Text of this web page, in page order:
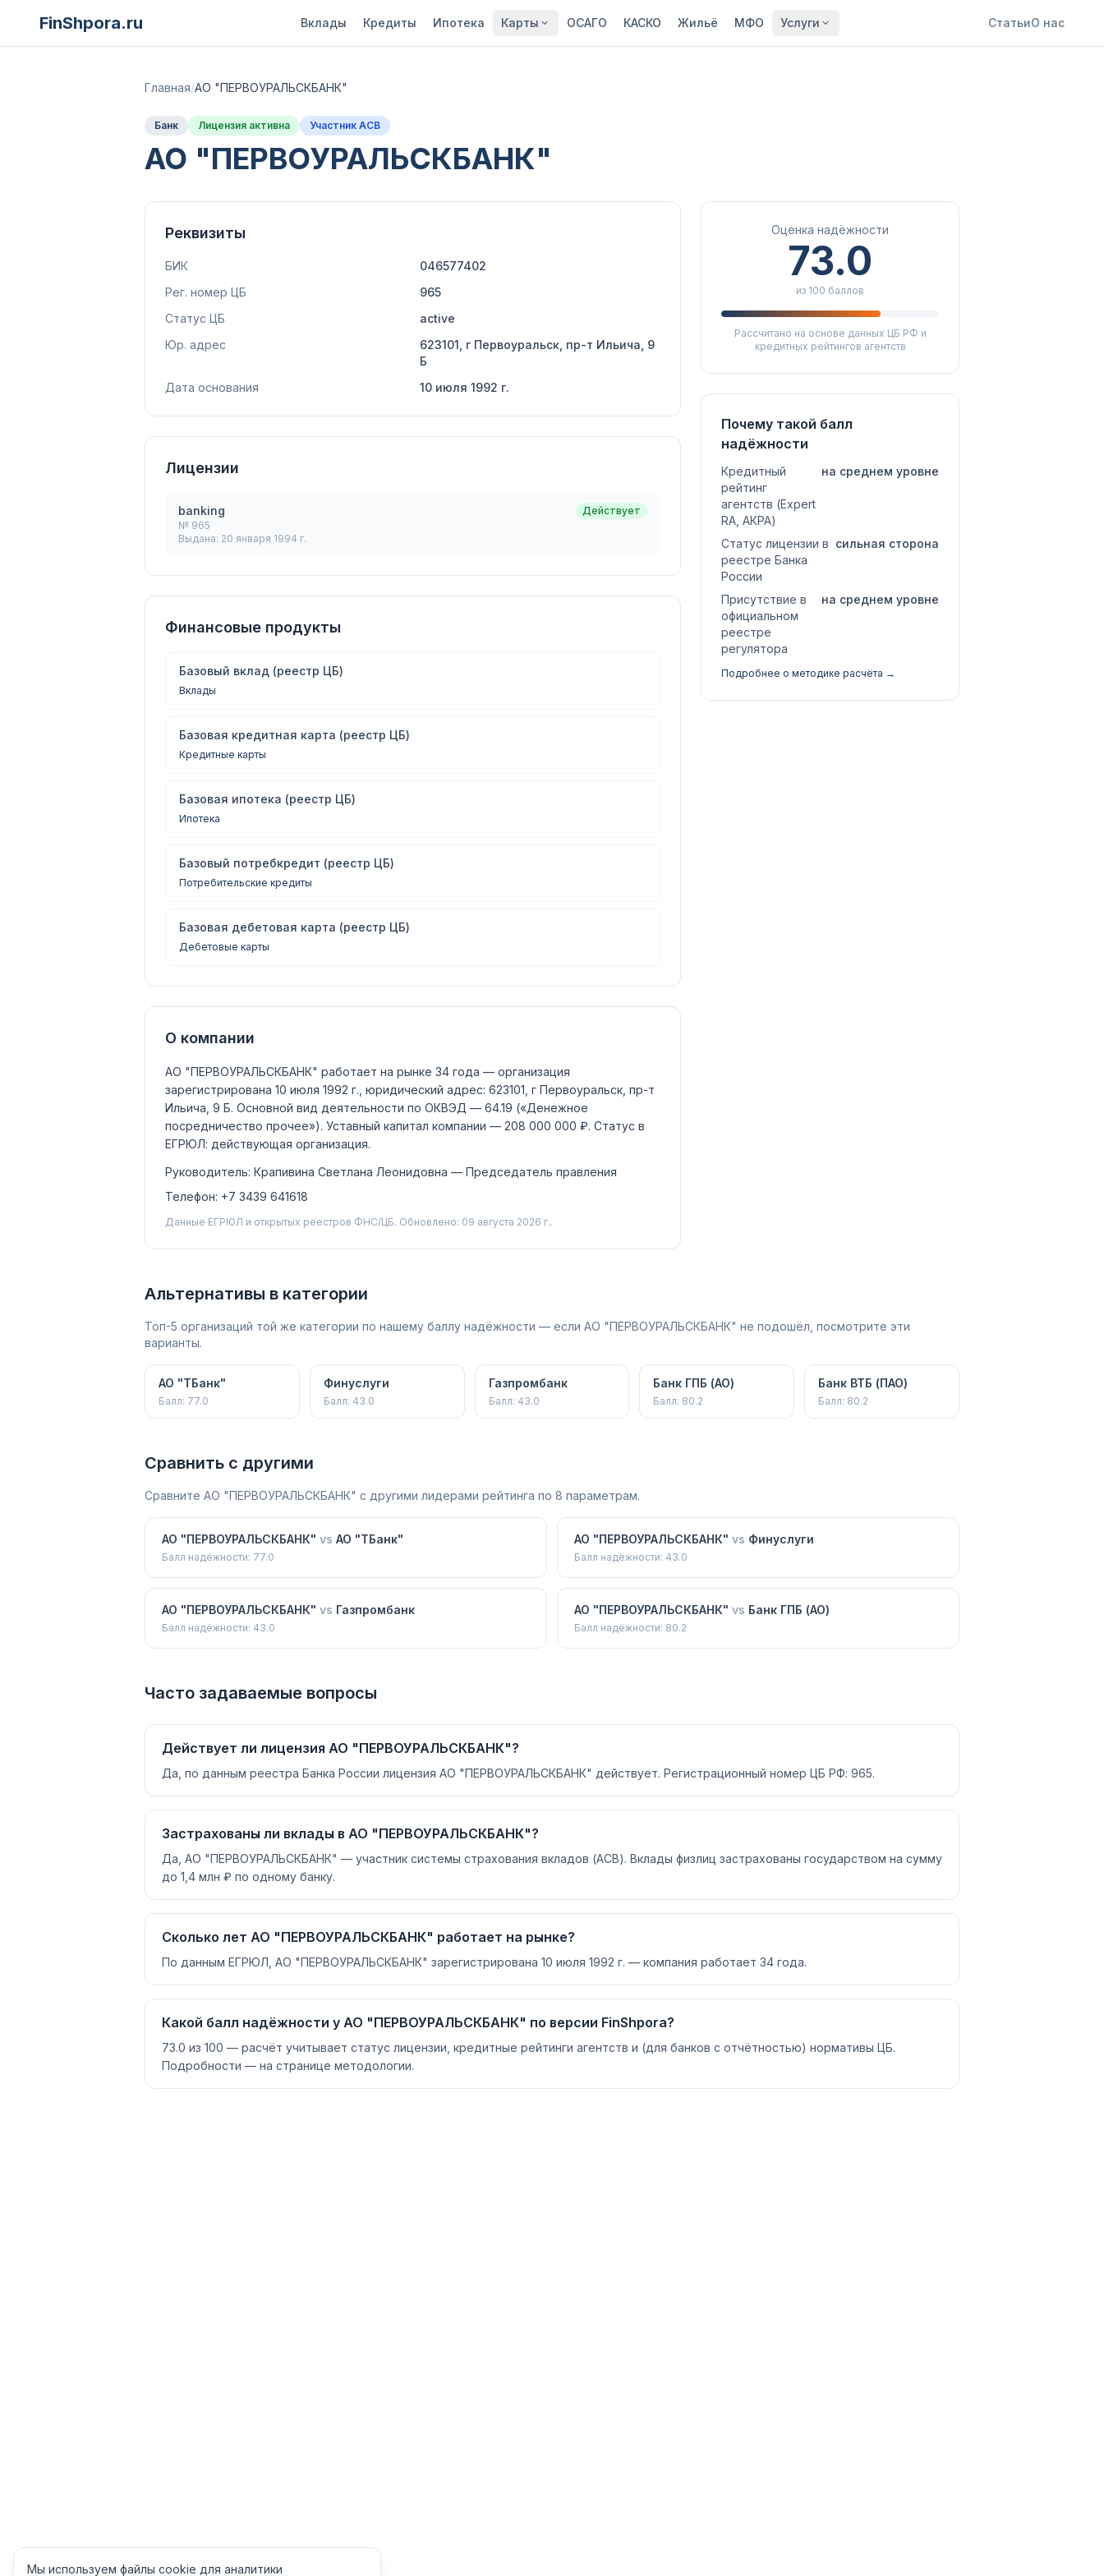
FinShpora.ru Вклады Кредиты Ипотека Карты ОСАГО КАСКО Жильё МФО Услуги СтатьиО нас
Главная/АО "ПЕРВОУРАЛЬСКБАНК"
Банк Лицензия активна Участник АСВ
АО "ПЕРВОУРАЛЬСКБАНК"
Реквизиты
БИК
046577402
Рег. номер ЦБ
965
Статус ЦБ
active
Юр. адрес
623101, г Первоуральск, пр-т Ильича, 9
Б
Дата основания
10 июля 1992 г.
Лицензии
banking
№ 965
Выдана: 20 января 1994 г.
Действует
Финансовые продукты
Базовый вклад (реестр ЦБ)
Вклады
Базовая кредитная карта (реестр ЦБ)
Кредитные карты
Базовая ипотека (реестр ЦБ)
Ипотека
Базовый потребкредит (реестр ЦБ)
Потребительские кредиты
Базовая дебетовая карта (реестр ЦБ)
Дебетовые карты
О компании
АО "ПЕРВОУРАЛЬСКБАНК" работает на рынке 34 года — организация
зарегистрирована 10 июля 1992 г., юридический адрес: 623101, г Первоуральск, пр-т
Ильича, 9 Б. Основной вид деятельности по ОКВЭД — 64.19 («Денежное
посредничество прочее»). Уставный капитал компании — 208 000 000 ₽. Статус в
ЕГРЮЛ: действующая организация.
Руководитель: Крапивина Светлана Леонидовна — Председатель правления
Телефон: +7 3439 641618
Данные ЕГРЮЛ и открытых реестров ФНС/ЦБ. Обновлено: 09 августа 2026 г..
Оценка надёжности
73.0
из 100 баллов
Рассчитано на основе данных ЦБ РФ и
кредитных рейтингов агентств
Почему такой балл
надёжности
Кредитный
рейтинг
агентств (Expert
RA, АКРА)
на среднем уровне
Статус лицензии в
реестре Банка
России
сильная сторона
Присутствие в
официальном
реестре
регулятора
на среднем уровне
Подробнее о методике расчёта →
Альтернативы в категории
Топ-5 организаций той же категории по нашему баллу надёжности — если АО "ПЕРВОУРАЛЬСКБАНК" не подошёл, посмотрите эти
варианты.
АО "ТБанк"
Балл: 77.0
Финуслуги
Балл: 43.0
Газпромбанк
Балл: 43.0
Банк ГПБ (АО)
Балл: 80.2
Банк ВТБ (ПАО)
Балл: 80.2
Сравнить с другими
Сравните АО "ПЕРВОУРАЛЬСКБАНК" с другими лидерами рейтинга по 8 параметрам.
АО "ПЕРВОУРАЛЬСКБАНК" vs АО "ТБанк"
Балл надёжности: 77.0
АО "ПЕРВОУРАЛЬСКБАНК" vs Финуслуги
Балл надёжности: 43.0
АО "ПЕРВОУРАЛЬСКБАНК" vs Газпромбанк
Балл надёжности: 43.0
АО "ПЕРВОУРАЛЬСКБАНК" vs Банк ГПБ (АО)
Балл надёжности: 80.2
Часто задаваемые вопросы
Действует ли лицензия АО "ПЕРВОУРАЛЬСКБАНК"?
Да, по данным реестра Банка России лицензия АО "ПЕРВОУРАЛЬСКБАНК" действует. Регистрационный номер ЦБ РФ: 965.
Застрахованы ли вклады в АО "ПЕРВОУРАЛЬСКБАНК"?
Да, АО "ПЕРВОУРАЛЬСКБАНК" — участник системы страхования вкладов (АСВ). Вклады физлиц застрахованы государством на сумму
до 1,4 млн ₽ по одному банку.
Сколько лет АО "ПЕРВОУРАЛЬСКБАНК" работает на рынке?
По данным ЕГРЮЛ, АО "ПЕРВОУРАЛЬСКБАНК" зарегистрирована 10 июля 1992 г. — компания работает 34 года.
Какой балл надёжности у АО "ПЕРВОУРАЛЬСКБАНК" по версии FinShpora?
73.0 из 100 — расчёт учитывает статус лицензии, кредитные рейтинги агентств и (для банков с отчётностью) нормативы ЦБ.
Подробности — на странице методологии.
Мы используем файлы cookie для аналитики